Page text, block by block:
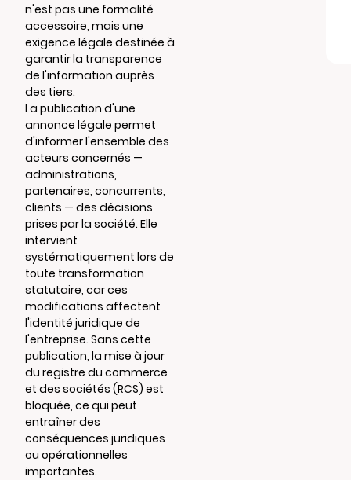
n'est pas une formalité
accessoire, mais une
exigence légale destinée à
garantir la transparence
de l'information auprès
des tiers.
La publication d'une
annonce légale permet
d'informer l'ensemble des
acteurs concernés —
administrations,
partenaires, concurrents,
clients — des décisions
prises par la société. Elle
intervient
systématiquement lors de
toute transformation
statutaire, car ces
modifications affectent
l'identité juridique de
l'entreprise. Sans cette
publication, la mise à jour
du registre du commerce
et des sociétés (RCS) est
bloquée, ce qui peut
entraîner des
conséquences juridiques
ou opérationnelles
importantes.